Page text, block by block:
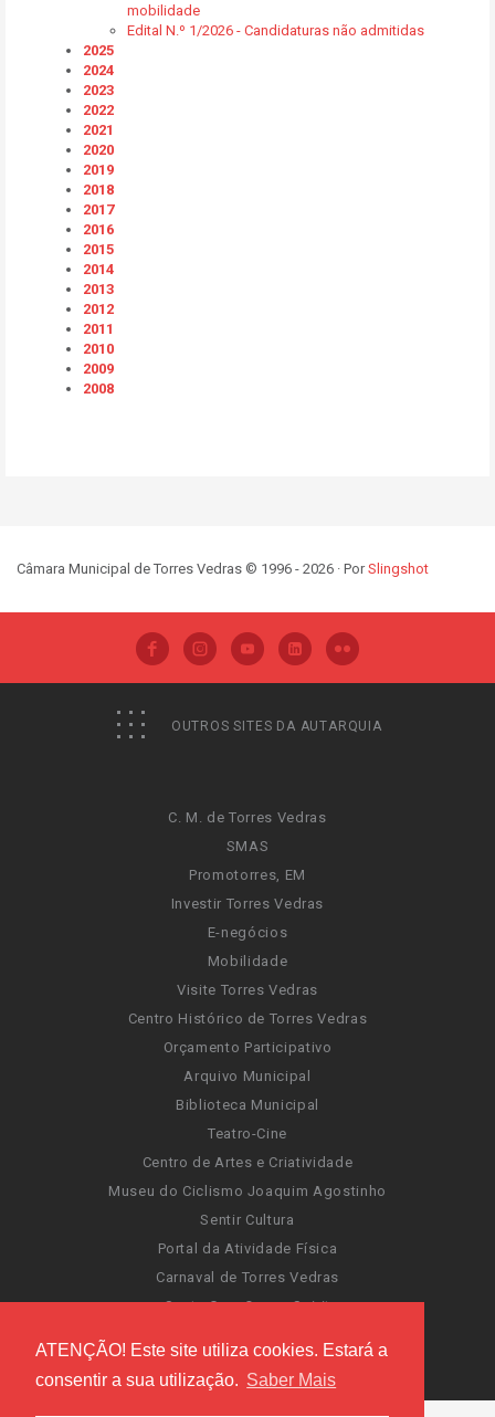
ATENÇÃO! Este site utiliza cookies. Estará a
consentir a sua utilização. Saber Mais
mobilidade
Edital N.º 1/2026 - Candidaturas não admitidas
2025
2024
2023
2022
2021
2020
2019
2018
2017
2016
2015
2014
2013
2012
2011
2010
2009
2008
Câmara Municipal de Torres Vedras © 1996 - 2026 · PorSlingshot
OUTROS SITES DA AUTARQUIA
C. M. de Torres Vedras
SMAS
Promotorres, EM
Investir Torres Vedras
E-negócios
Mobilidade
Visite Torres Vedras
Centro Histórico de Torres Vedras
Orçamento Participativo
Arquivo Municipal
Biblioteca Municipal
Teatro-Cine
Centro de Artes e Criatividade
Museu do Ciclismo Joaquim Agostinho
Sentir Cultura
Portal da Atividade Física
Carnaval de Torres Vedras
Santa Cruz Ocean Spirit